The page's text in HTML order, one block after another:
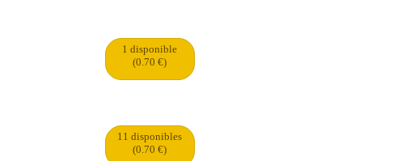
1 disponible
(0.70 €)
11 disponibles
(0.70 €)